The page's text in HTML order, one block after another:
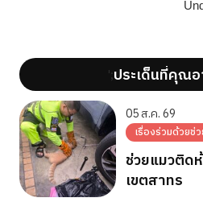
';ประเด็นที่คุณอ
05 ส.ค. 69
เรื่องร่วมด้วยช่
ช่วยแมวติด
เขตสาทร